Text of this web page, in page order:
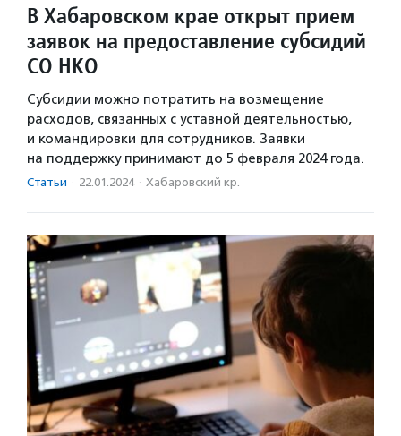
В Хабаровском крае открыт прием
заявок на предоставление субсидий
СО НКО
Субсидии можно потратить на возмещение
расходов, связанных с уставной деятельностью,
и командировки для сотрудников. Заявки
на поддержку принимают до 5 февраля 2024 года.
Статьи · 22.01.2024 · Хабаровский кр.